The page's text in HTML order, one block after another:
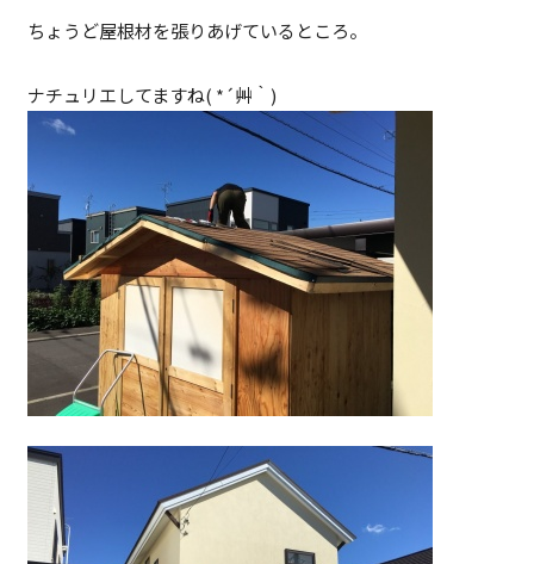
ちょうど屋根材を張りあげているところ。
ナチュリエしてますね( *´艸｀)